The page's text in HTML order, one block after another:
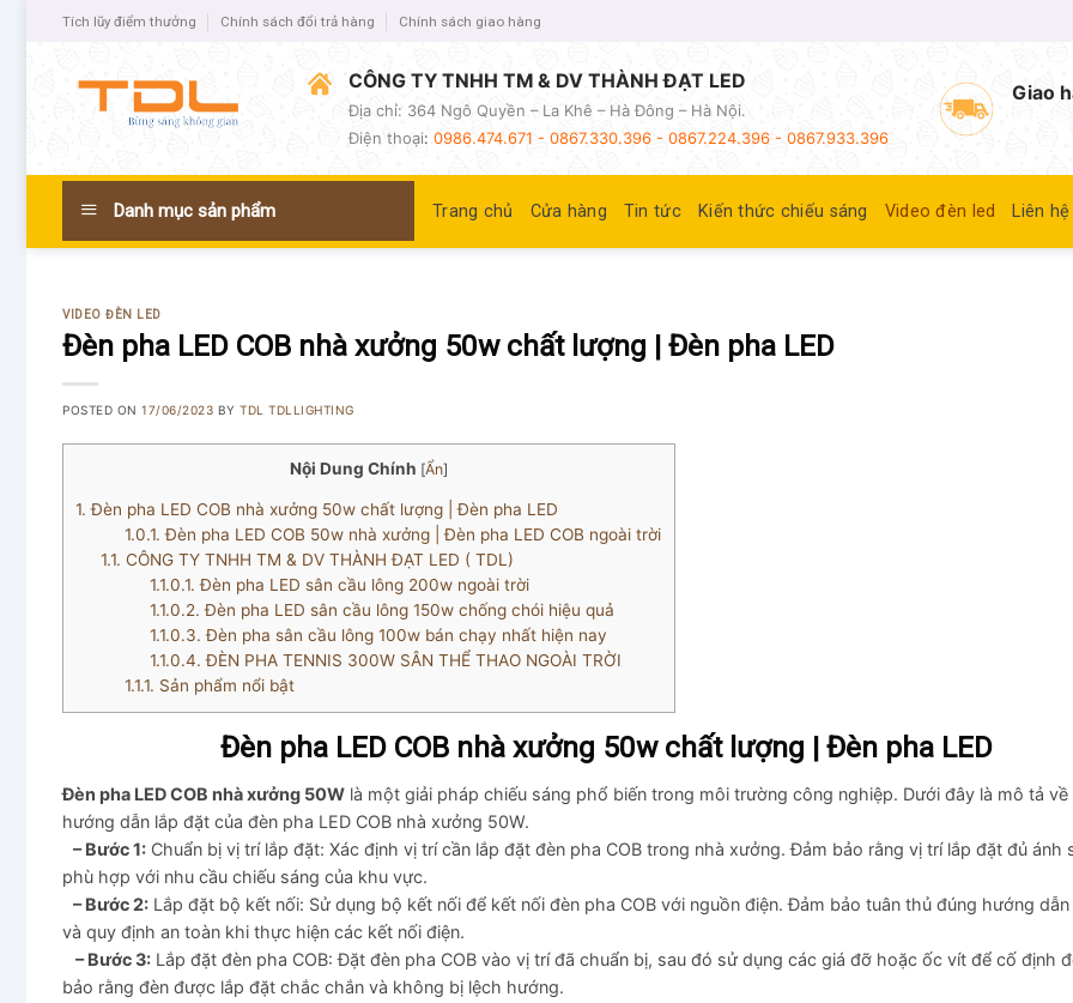
Tích lũy điểm thưởng Chính sách đổi trả hàng Chính sách giao hàng
CÔNG TY TNHH TM & DV THÀNH ĐẠT LED
Địa chỉ: 364 Ngô Quyền – La Khê – Hà Đông – Hà Nội.
Điện thoại: 0986.474.671 - 0867.330.396 - 0867.224.396 - 0867.933.396
Giao
Danh mục sản phẩm Trang chủ Cửa hàng Tin tức Kiến thức chiếu sáng Video đèn led Liên hệ
VIDEO ĐÈN LED
Đèn pha LED COB nhà xưởng 50w chất lượng | Đèn pha LED
POSTED ON17/06/2023 BYTDL TDLLIGHTING
Nội Dung Chính [Ẩn]
1. Đèn pha LED COB nhà xưởng 50w chất lượng | Đèn pha LED
1.0.1. Đèn pha LED COB 50w nhà xưởng | Đèn pha LED COB ngoài trời
1.1. CÔNG TY TNHH TM & DV THÀNH ĐẠT LED ( TDL)
1.1.0.1. Đèn pha LED sân cầu lông 200w ngoài trời
1.1.0.2. Đèn pha LED sân cầu lông 150w chống chói hiệu quả
1.1.0.3. Đèn pha sân cầu lông 100w bán chạy nhất hiện nay
1.1.0.4. ĐÈN PHA TENNIS 300W SÂN THỂ THAO NGOÀI TRỜI
1.1.1. Sản phẩm nổi bật
Đèn pha LED COB nhà xưởng 50w chất lượng | Đèn pha LED
Đèn pha LED COB nhà xưởng 50W là một giải pháp chiếu sáng phổ biến trong môi trường công nghiệp. Dưới đây là mô tả về
hướng dẫn lắp đặt của đèn pha LED COB nhà xưởng 50W.
– Bước 1: Chuẩn bị vị trí lắp đặt: Xác định vị trí cần lắp đặt đèn pha COB trong nhà xưởng. Đảm bảo rằng vị trí lắp đặt đủ ánh
phù hợp với nhu cầu chiếu sáng của khu vực.
– Bước 2: Lắp đặt bộ kết nối: Sử dụng bộ kết nối để kết nối đèn pha COB với nguồn điện. Đảm bảo tuân thủ đúng hướng
và quy định an toàn khi thực hiện các kết nối điện.
– Bước 3: Lắp đặt đèn pha COB: Đặt đèn pha COB vào vị trí đã chuẩn bị, sau đó sử dụng các giá đỡ hoặc ốc vít để cố định
bảo rằng đèn được lắp đặt chắc chắn và không bị lệch hướng.